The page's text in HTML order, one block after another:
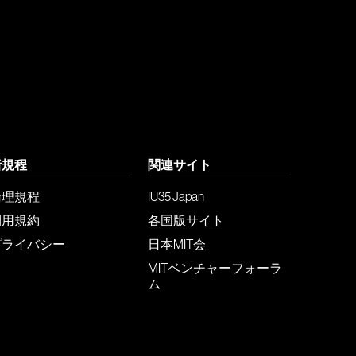
程
規程
規約
イバシー
関連サイト
IU35 Japan
各国版サイト
日本MIT会
MITベンチャーフォーラ
ム